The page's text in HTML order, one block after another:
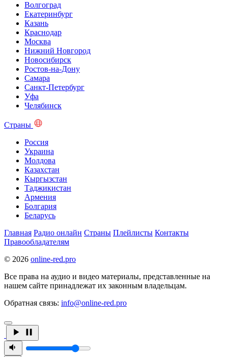
Волгоград
Екатеринбург
Казань
Краснодар
Москва
Нижний Новгород
Новосибирск
Ростов-на-Дону
Самара
Санкт-Петербург
Уфа
Челябинск
Страны
Россия
Украина
Молдова
Казахстан
Кыргызстан
Таджикистан
Армения
Болгария
Беларусь
Главная Радио онлайн Страны Плейлисты Контакты
Правообладателям
© 2026 online-red.pro
Все права на аудио и видео материалы, представленные на
нашем сайте принадлежат их законным владельцам.
Обратная связь: info@online-red.pro